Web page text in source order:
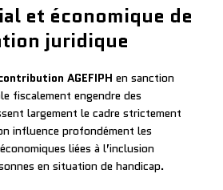
et économique de
juridique
AGEFIPH en sanction
fiscalement engendre des
largement le cadre strictement
influence profondément les
liées à l’inclusion
en situation de handicap.